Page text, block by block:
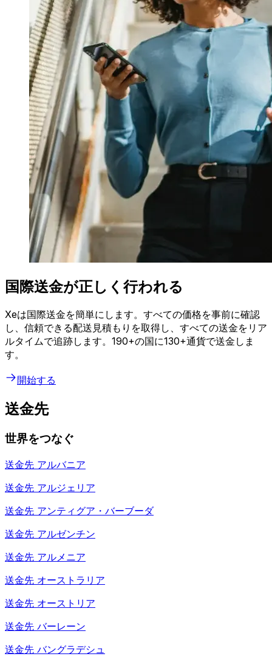
国際送金が正しく行われる
Xeは国際送金を簡単にします。すべての価格を事前に確認
し、信頼できる配送見積もりを取得し、すべての送金をリア
ルタイムで追跡します。190+の国に130+通貨で送金しま
す。
開始する
送金先
世界をつなぐ
送金先 アルバニア
送金先 アルジェリア
送金先 アンティグア・バーブーダ
送金先 アルゼンチン
送金先 アルメニア
送金先 オーストラリア
送金先 オーストリア
送金先 バーレーン
送金先 バングラデシュ